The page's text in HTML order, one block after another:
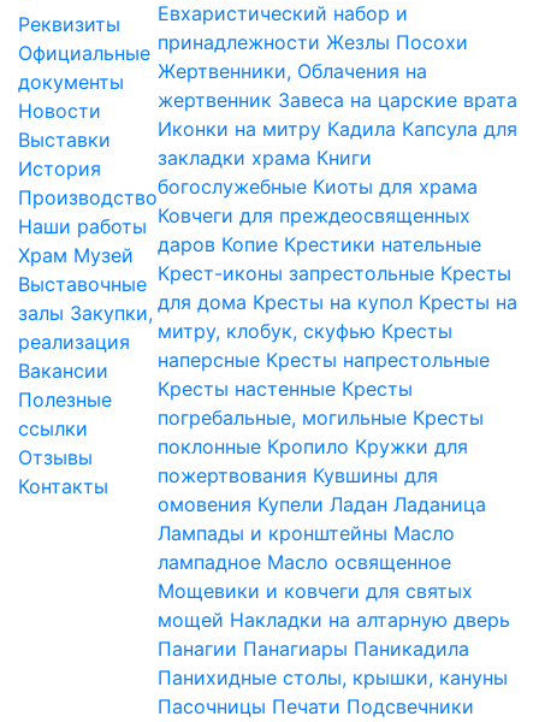
Реквизиты
Официальные
документы
Новости
Выставки
История
Производство
Наши работы
Храм Музей
Выставочные
залы Закупки,
реализация
Вакансии
Полезные
ссылки
Отзывы
Контакты
Евхаристический набор и
принадлежности Жезлы Посохи
Жертвенники, Облачения на
жертвенник Завеса на царские врата
Иконки на митру Кадила Капсула для
закладки храма Книги
богослужебные Киоты для храма
Ковчеги для преждеосвященных
даров Копие Крестики нательные
Крест-иконы запрестольные Кресты
для дома Кресты на купол Кресты на
митру, клобук, скуфью Кресты
наперсные Кресты напрестольные
Кресты настенные Кресты
погребальные, могильные Кресты
поклонные Кропило Кружки для
пожертвования Кувшины для
омовения Купели Ладан Ладаница
Лампады и кронштейны Масло
лампадное Масло освященное
Мощевики и ковчеги для святых
мощей Накладки на алтарную дверь
Панагии Панагиары Паникадила
Панихидные столы, крышки, кануны
Пасочницы Печати Подсвечники